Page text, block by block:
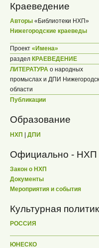
Краеведение
Авторы «Библиотеки НХП»
Нижегородские краеведы
Проект «Имена»
раздел КРАЕВЕДЕНИЕ
ЛИТЕРАТУРА о народных
промыслах и ДПИ
области
Публикации
Образование
НХП | ДПИ
Официально - НХП
Закон о НХП
Документы
Мероприятия и события
Культурная
РОССИЯ
ЮНЕСКО